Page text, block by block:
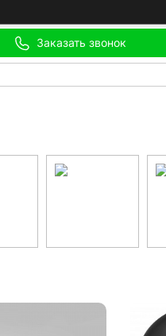
Заказать звонок